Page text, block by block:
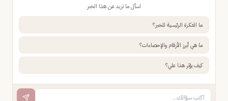
اسأل ما تريد عن هذا الخبر
ما الفكرة الرئيسية للخبر؟
ما هي أبرز الأرقام والإحصاءات؟
كيف يؤثر هذا علي؟